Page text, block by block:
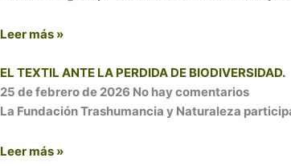
Leer más »
EL TEXTIL ANTE LA PERDIDA DE BIODIVERSIDAD.
25 de febrero de 2026 No hay comentarios
La Fundación Trashumancia y Naturaleza
Leer más »